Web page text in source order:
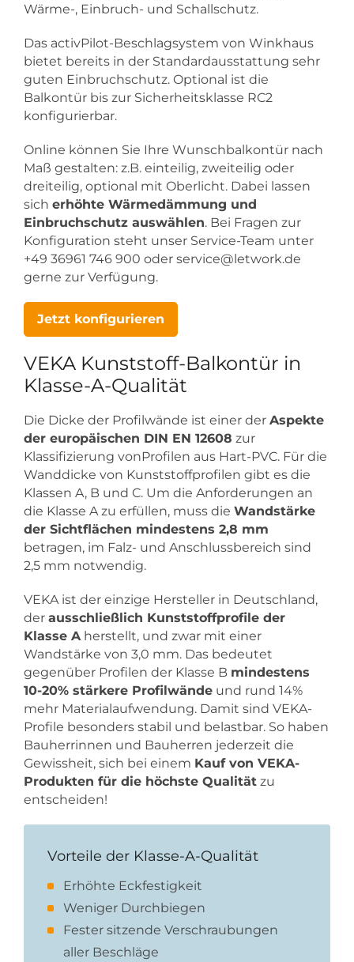
Wärme-, Einbruch- und Schallschutz.
Das activPilot-Beschlagsystem von Winkhaus
bietet bereits in der Standardausstattung sehr
guten Einbruchschutz. Optional ist die
Balkontür bis zur Sicherheitsklasse RC2
konfigurierbar.
Online können Sie Ihre Wunschbalkontür nach
Maß gestalten: z.B. einteilig, zweiteilig oder
dreiteilig, optional mit Oberlicht. Dabei lassen
sich erhöhte Wärmedämmung und
Einbruchschutz auswählen. Bei Fragen zur
Konfiguration steht unser Service-Team unter
+49 36961 746 900 oder service@letwork.de
gerne zur Verfügung.
Jetzt konfigurieren
VEKA Kunststoff-Balkontür in
Klasse-A-Qualität
Die Dicke der Profilwände ist einer der Aspekte
der europäischen DIN EN 12608 zur
Klassifizierung vonProfilen aus Hart-PVC. Für die
Wanddicke von Kunststoffprofilen gibt es die
Klassen A, B und C. Um die Anforderungen an
die Klasse A zu erfüllen, muss die Wandstärke
der Sichtflächen mindestens 2,8 mm
betragen, im Falz- und Anschlussbereich sind
2,5 mm notwendig.
VEKA ist der einzige Hersteller in Deutschland,
der ausschließlich Kunststoffprofile der
Klasse A herstellt, und zwar mit einer
Wandstärke von 3,0 mm. Das bedeutet
gegenüber Profilen der Klasse B mindestens
10-20% stärkere Profilwände und rund 14%
mehr Materialaufwendung. Damit sind VEKA-
Profile besonders stabil und belastbar. So haben
Bauherrinnen und Bauherren jederzeit die
Gewissheit, sich bei einem Kauf von VEKA-
Produkten für die höchste Qualität zu
entscheiden!
Vorteile der Klasse-A-Qualität
Erhöhte Eckfestigkeit
Weniger Durchbiegen
Fester sitzende Verschraubungen
aller Beschläge